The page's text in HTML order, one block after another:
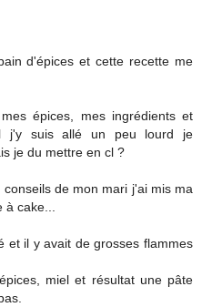
d'épices et cette recette me
épices, mes ingrédients et
j'y suis allé un peu lourd je
je du mettre en cl ?
de mon mari j'ai mis ma
cake...
et il y avait de grosses flammes
miel et résultat une pâte